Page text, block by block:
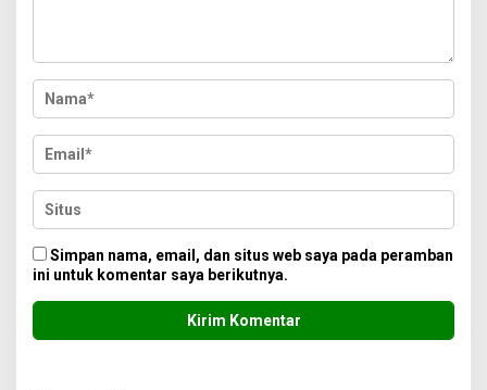
Simpan nama, email, dan situs web saya pada peramban
ini untuk komentar saya berikutnya.